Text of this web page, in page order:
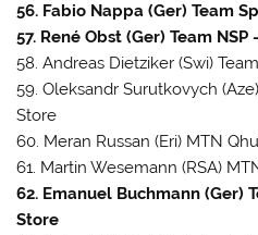
56. Fabio Nappa (Ger) Team
57. René Obst (Ger) Team NSP
58. Andreas Dietziker (Swi)
59. Oleksandr Surutkovych
Store
60. Meran Russan (Eri) MTN
61. Martin Wesemann (RSA)
62. Emanuel Buchmann (Ger)
Store